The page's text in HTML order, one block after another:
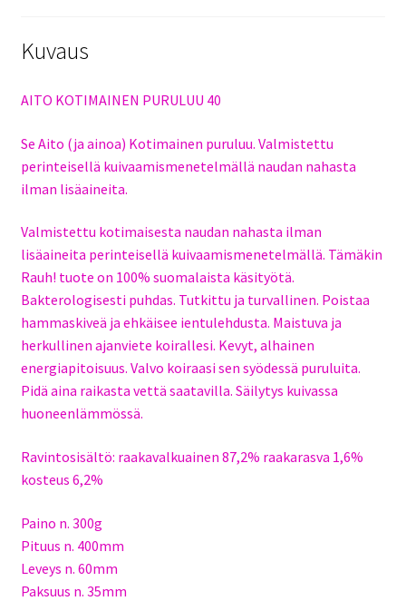
Kuvaus
AITO KOTIMAINEN PURULUU 40
Se Aito (ja ainoa) Kotimainen puruluu. Valmistettu
perinteisellä kuivaamismenetelmällä naudan nahasta
ilman lisäaineita.
Valmistettu kotimaisesta naudan nahasta ilman
lisäaineita perinteisellä kuivaamismenetelmällä. Tämäkin
Rauh! tuote on 100% suomalaista käsityötä.
Bakterologisesti puhdas. Tutkittu ja turvallinen. Poistaa
hammaskiveä ja ehkäisee ientulehdusta. Maistuva ja
herkullinen ajanviete koirallesi. Kevyt, alhainen
energiapitoisuus. Valvo koiraasi sen syödessä puruluita.
Pidä aina raikasta vettä saatavilla. Säilytys kuivassa
huoneenlämmössä.
Ravintosisältö: raakavalkuainen 87,2% raakarasva 1,6%
kosteus 6,2%
Paino n. 300g
Pituus n. 400mm
Leveys n. 60mm
Paksuus n. 35mm